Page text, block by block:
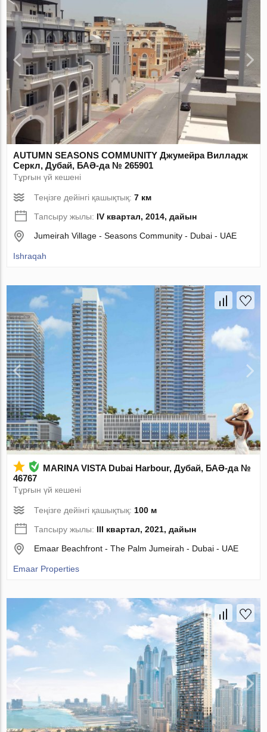
AUTUMN SEASONS COMMUNITY Джумейра Вилладж
Серкл, Дубай, БАӘ-да № 265901
Тұрғын үй кешені
Теңізге дейінгі қашықтық:7 км
Тапсыру жылы: IV квартал, 2014, дайын
Jumeirah Village - Seasons Community - Dubai - UAE
Ishraqah
MARINA VISTA Dubai Harbour, Дубай, БАӘ-да №
46767
Тұрғын үй кешені
Теңізге дейінгі қашықтық:100 м
Тапсыру жылы: III квартал, 2021, дайын
Emaar Beachfront - The Palm Jumeirah - Dubai - UAE
Emaar Properties